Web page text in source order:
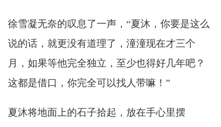
徐雪凝无奈的叹息了一声，“夏沐，你要是这么
说的话，就更没有道理了，潼潼现在才三个
月，如果等他完全独立，至少也得好几年吧？
这都是借口，你完全可以找人带嘛！”
夏沐将地面上的石子拾起，放在手心里摆